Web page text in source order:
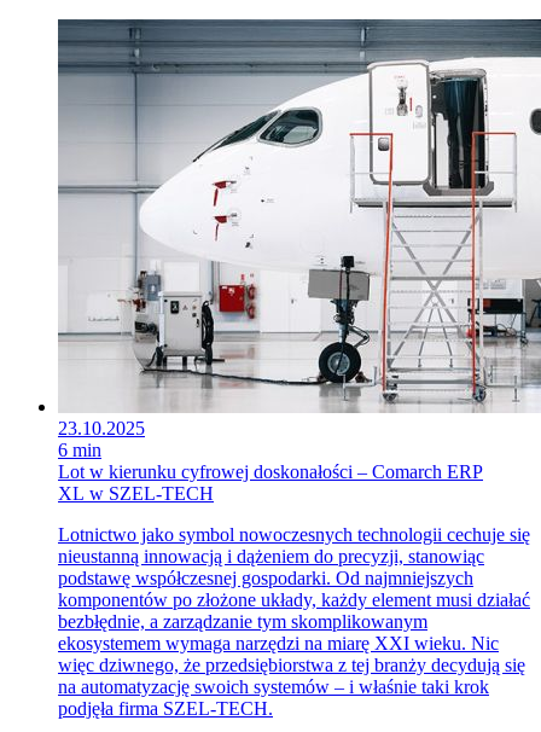
23.10.2025
6 min
Lot w kierunku cyfrowej doskonałości – Comarch ERP
XL w SZEL-TECH
Lotnictwo jako symbol nowoczesnych technologii cechuje się
nieustanną innowacją i dążeniem do precyzji, stanowiąc
podstawę współczesnej gospodarki. Od najmniejszych
komponentów po złożone układy, każdy element musi działać
bezbłędnie, a zarządzanie tym skomplikowanym
ekosystemem wymaga narzędzi na miarę XXI wieku. Nic
więc dziwnego, że przedsiębiorstwa z tej branży decydują się
na automatyzację swoich systemów – i właśnie taki krok
podjęła firma SZEL-TECH.